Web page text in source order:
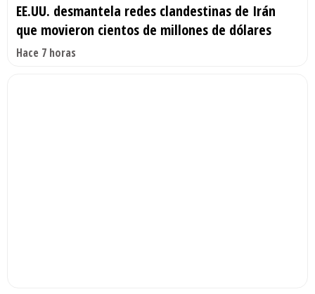
EE.UU. desmantela redes clandestinas de Irán
que movieron cientos de millones de dólares
Hace 7 horas